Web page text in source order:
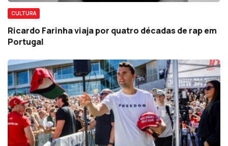
CULTURA
Ricardo Farinha viaja por quatro décadas de rap em
Portugal